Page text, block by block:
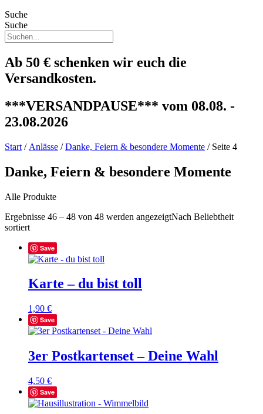
Suche
Suche
Ab 50 € schenken wir euch die
Versandkosten.
***VERSANDPAUSE*** vom 08.08. -
23.08.2026
Start / Anlässe /Danke, Feiern & besondere Momente / Seite 4
Danke, Feiern & besondere Momente
Alle Produkte
Ergebnisse 46 – 48 von 48 werden angezeigtNach Beliebtheit
sortiert
Save
Karte – du bist toll
1,90 €
Save
3er Postkartenset – Deine Wahl
4,50 €
Save